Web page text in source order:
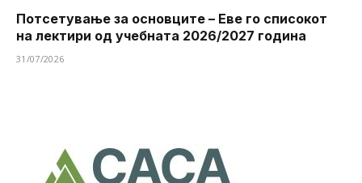
Потсетување за основците – Еве го списокот
на лектири од учебната 2026/2027 година
31/07/2026